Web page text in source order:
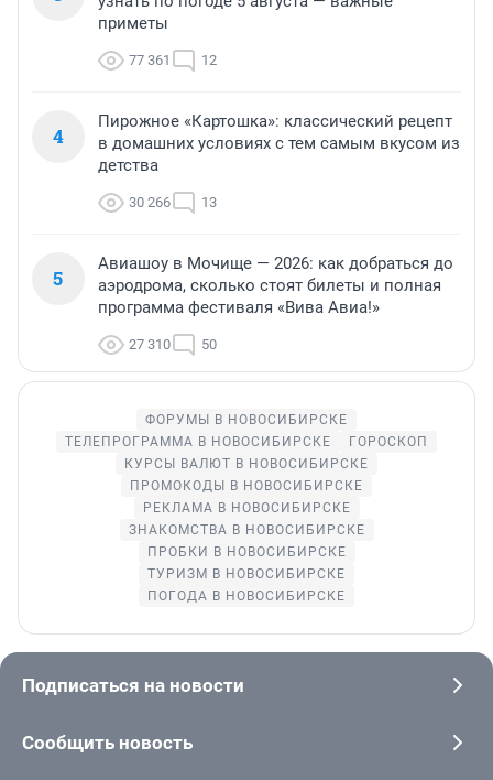
приметы
77 361 12
4
Пирожное «Картошка»: классический рецепт
в домашних условиях с тем самым вкусом из
детства
30 266 13
5
Авиашоу в Мочище — 2026: как добраться до
аэродрома, сколько стоят билеты и полная
программа фестиваля «Вива Авиа!»
27 310 50
ФОРУМЫ В НОВОСИБИРСКЕ
ТЕЛЕПРОГРАММА В НОВОСИБИРСКЕ
ГОРОСКОП
КУРСЫ ВАЛЮТ В НОВОСИБИРСКЕ
ПРОМОКОДЫ В НОВОСИБИРСКЕ
РЕКЛАМА В НОВОСИБИРСКЕ
ЗНАКОМСТВА В НОВОСИБИРСКЕ
ПРОБКИ В НОВОСИБИРСКЕ
ТУРИЗМ В НОВОСИБИРСКЕ
ПОГОДА В НОВОСИБИРСКЕ
Подписаться на новости
Сообщить новость